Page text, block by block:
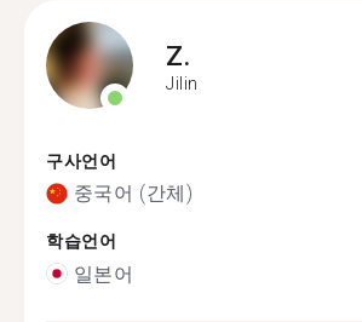
Z.
Jilin
구사언어
중국어 (간체)
학습언어
일본어